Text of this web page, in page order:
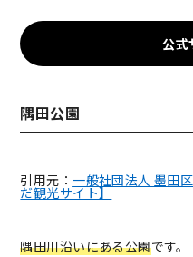
公式
隅田公園
引用元： 一般社団法人 墨田
だ観光サイト】
隅田川沿いにある公園です。